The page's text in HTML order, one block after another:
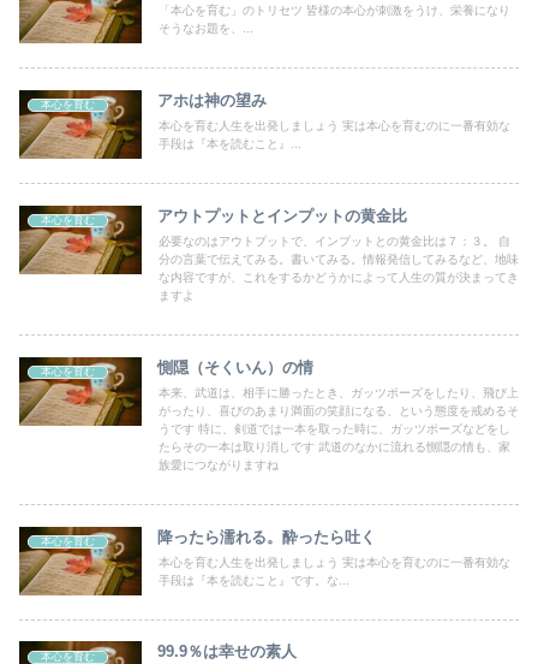
「本心を育む」のトリセツ 皆様の本心が刺激をうけ、栄養になり
そうなお題を、...
本心を育む アホは神の望み
本心を育む人生を出発しましょう 実は本心を育むのに一番有効な
手段は『本を読むこと』...
本心を育む アウトプットとインプットの黄金比
必要なのはアウトプットで、インプットとの黄金比は７：３。 自
分の言葉で伝えてみる。書いてみる。情報発信してみるなど、地味
な内容ですが、これをするかどうかによって人生の質が決まってき
ますよ
本心を育む 惻隠（そくいん）の情
本来、武道は、相手に勝ったとき、ガッツポーズをしたり、飛び上
がったり、喜びのあまり満面の笑顔になる、という態度を戒めるそ
うです 特に、剣道では一本を取った時に、ガッツポーズなどをし
たらその一本は取り消しです 武道のなかに流れる惻隠の情も、家
族愛につながりますね
本心を育む 降ったら濡れる。酔ったら吐く
本心を育む人生を出発しましょう 実は本心を育むのに一番有効な
手段は『本を読むこと』です。な...
本心を育む 99.9％は幸せの素人